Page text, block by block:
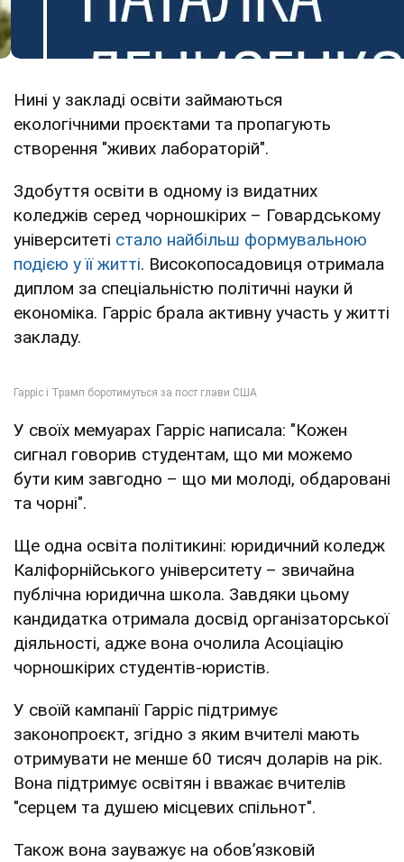
Нині у закладі освіти займаються
екологічними проєктами та пропагують
створення "живих лабораторій".
Здобуття освіти в одному із видатних
коледжів серед чорношкірих – Говардському
університеті стало найбільш формувальною
подією у її житті. Високопосадовиця отримала
диплом за спеціальністю політичні науки й
економіка. Гарріс брала активну участь у житті
закладу.
У своїх мемуарах Гарріс написала: "Кожен
сигнал говорив студентам, що ми можемо
бути ким завгодно – що ми молоді, обдаровані
та чорні".
Ще одна освіта політикині: юридичний коледж
Каліфорнійського університету – звичайна
публічна юридична школа. Завдяки цьому
кандидатка отримала досвід організаторської
діяльності, адже вона очолила Асоціацію
чорношкірих студентів-юристів.
У своїй кампанії Гарріс підтримує
законопроєкт, згідно з яким вчителі мають
отримувати не менше 60 тисяч доларів на рік.
Вона підтримує освітян і вважає вчителів
"серцем та душею місцевих спільнот".
Також вона зауважує на обовʼязковій